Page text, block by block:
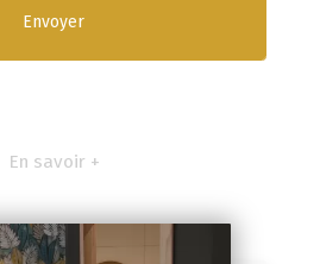
En savoir +